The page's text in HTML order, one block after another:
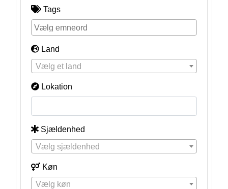
Tags
Land
Vælg et land
Lokation
Sjældenhed
Vælg sjældenhed
Køn
Vælg køn